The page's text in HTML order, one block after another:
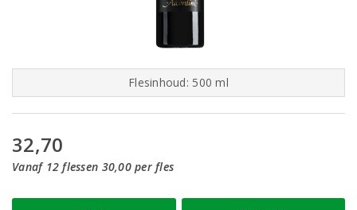
Flesinhoud: 500 ml
32,70
Vanaf 12 flessen 30,00 per fles